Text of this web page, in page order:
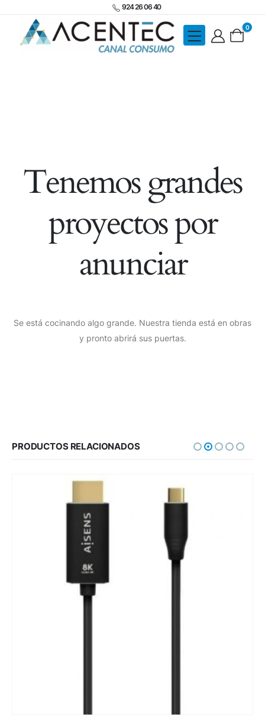
924 26 06 40
0
Tenemos grandes
proyectos por
anunciar
Se está cocinando algo grande. Nuestra tienda está en obras
y pronto abrirá sus puertas.
PRODUCTOS RELACIONADOS